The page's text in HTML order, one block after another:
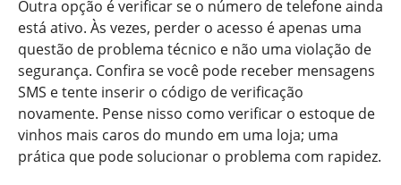
Outra opção é verificar se o número de telefone ainda
está ativo. Às vezes, perder o acesso é apenas uma
questão de problema técnico e não uma violação de
segurança. Confira se você pode receber mensagens
SMS e tente inserir o código de verificação
novamente. Pense nisso como verificar o estoque de
vinhos mais caros do mundo em uma loja; uma
prática que pode solucionar o problema com rapidez.